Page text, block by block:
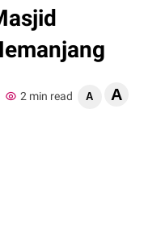
2 min read A A